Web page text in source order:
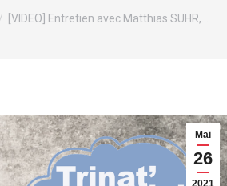
[VIDEO] Entretien avec Matthias SUHR,…
Mai
26
2021